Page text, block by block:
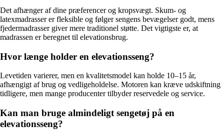
Det afhænger af dine præferencer og kropsvægt. Skum- og
latexmadrasser er fleksible og følger sengens bevægelser godt, mens
fjedermadrasser giver mere traditionel støtte. Det vigtigste er, at
madrassen er beregnet til elevationsbrug.
Hvor længe holder en elevationsseng?
Levetiden varierer, men en kvalitetsmodel kan holde 10–15 år,
afhængigt af brug og vedligeholdelse. Motoren kan kræve udskiftning
tidligere, men mange producenter tilbyder reservedele og service.
Kan man bruge almindeligt sengetøj på en
elevationsseng?